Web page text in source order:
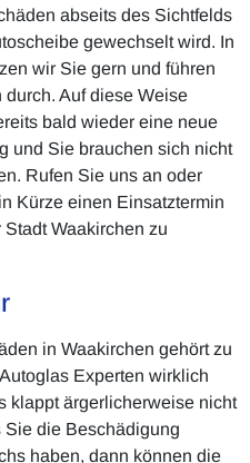
abseits des Sichtfelds
gewechselt wird. In
wir Sie gern und führen
Auf diese Weise
bald wieder eine neue
und Sie brauchen sich nicht
Rufen Sie uns an oder
Kürze einen Einsatztermin
Waakirchen zu
in Waakirchen gehört zu
Experten wirklich
klappt ärgerlicherweise nicht
die Beschädigung
haben, dann können die